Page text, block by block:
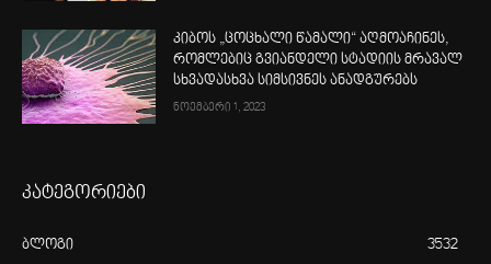
კიბოს „ცოცხალი წამალი“ აღმოაჩინეს,
რომლებიც გვიანდელი სტადიის მრავალ
სხვადასხვა სიმსივნეს ანადგურებს
ნოემბერი 1, 2023
კატეგორიები
ბლოგი 3532